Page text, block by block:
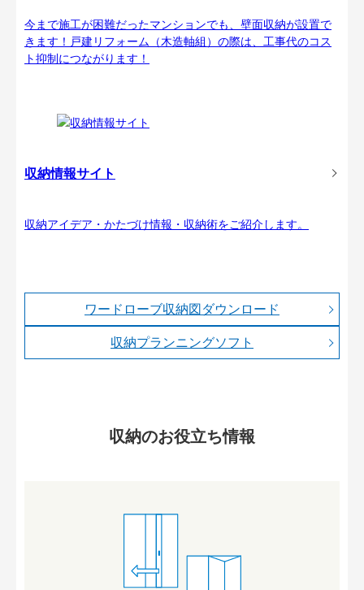
今まで施工が困難だったマンションでも、壁面収納が設置で
きます！戸建リフォーム（木造軸組）の際は、工事代のコス
ト抑制につながります！
収納情報サイト
収納アイデア・かたづけ情報・収納術をご紹介します。
ワードローブ収納図ダウンロード
収納プランニングソフト
収納のお役立ち情報